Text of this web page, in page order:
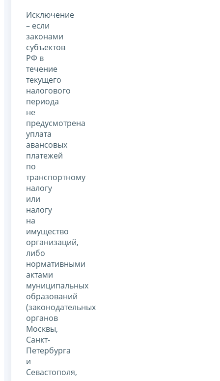
Исключение
– если
законами
субъектов
РФ в
течение
текущего
налогового
периода
не
предусмотрена
уплата
авансовых
платежей
по
транспортному
налогу
или
налогу
на
имущество
организаций,
либо
нормативными
актами
муниципальных
образований
(законодательных
органов
Москвы,
Санкт-
Петербурга
и
Севастополя,